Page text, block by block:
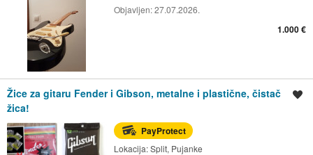
Objavljen:27.07.2026.
1.000 €
Žice za gitaru Fender i Gibson, metalne i plastične, čistač
žica!
PayProtect
Lokacija:Split, Pujanke